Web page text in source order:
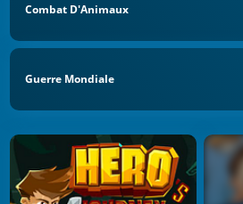
Combat D'Animaux
Guerre Mondiale